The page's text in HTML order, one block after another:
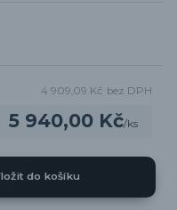
5 940,00 Kč/ks
4 909,09 Kč bez DPH
do košíku